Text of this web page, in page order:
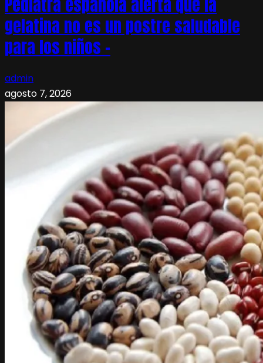
gelatina no es un postre saludable
para los niños –
admin
agosto 7, 2026